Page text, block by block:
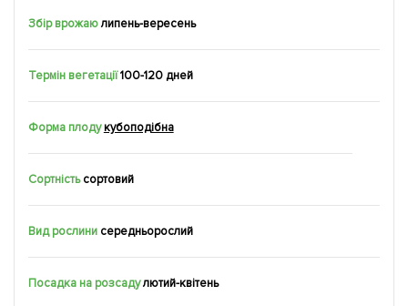
Збір врожаюлипень-вересень
Термін вегетації 100-120 дней
Форма плодукубоподібна
Сортність сортовий
Вид рослини середньорослий
Посадка на розсаду лютий-квітень